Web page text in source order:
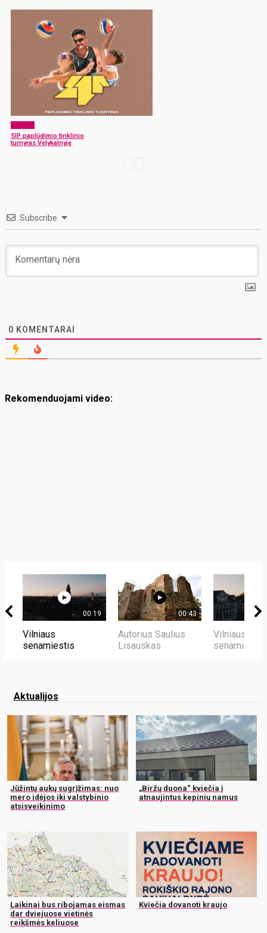
SIP paplūdimio tinklinio
turnyras Velykalnyje
Subscribe
0 KOMENTARAI
Rekomenduojami video:
00:19
Vilniaus
senamiestis
00:43
Autorius Saulius
Lisauskas
Vilniaus
senamiestis
Aktualijos
Jūžintų aukų sugrįžimas: nuo
mero idėjos iki valstybinio
atsisveikinimo
„Biržų duona“ kviečia į
atnaujintus kepinių namus
Laikinai bus ribojamas eismas
dar dviejuose vietinės
reikšmės keliuose
Kviečia dovanoti kraujo